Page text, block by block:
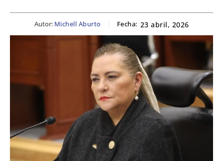
Autor: Michell Aburto Fecha: 23 abril, 2026